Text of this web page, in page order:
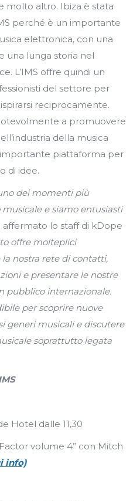
molto altro. Ibiza è stata
perché è un importante
elettronica, con una
una lunga storia nel
L’IMS offre quindi un
del settore per
reciprocamente.
a promuovere
della musica
piattaforma per
di idee.
dei momenti più
e siamo entusiasti
affermato lo staff di kDope
offre molteplici
nostra rete di contatti,
e presentare le nostre
pubblico internazionale.
per scoprire nuove
generi musicali e discutere
soprattutto legata
Hotel dalle 11,30
volume 4” con Mitch
info)